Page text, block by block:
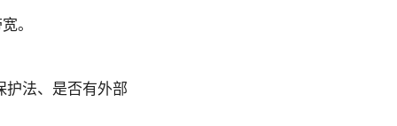
。
护法、是否有外部